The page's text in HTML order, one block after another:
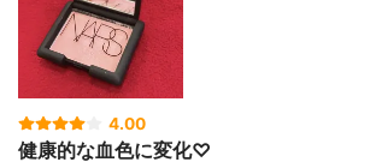
4.00
健康的な血色に変化♡